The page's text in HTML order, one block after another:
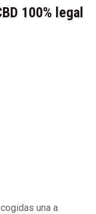
100% legal
una a